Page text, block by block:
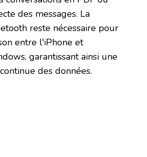
des messages. La
reste nécessaire pour
entre l'iPhone et
garantissant ainsi une
des données.